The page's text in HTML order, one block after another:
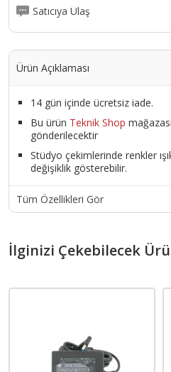
Satıcıya Ulaş
Ürün Açıklaması
14 gün içinde ücretsiz iade.
Bu ürün Teknik Shop
gönderilecektir
Stüdyo çekimlerinde renkler
değişiklik gösterebilir.
Tüm Özellikleri Gör
İlginizi Çekebilecek